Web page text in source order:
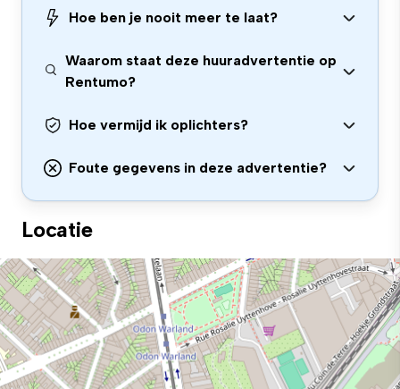
Hoe ben je nooit meer te laat?
Waarom staat deze huuradvertentie op
Rentumo?
Hoe vermijd ik oplichters?
Foute gegevens in deze advertentie?
Locatie